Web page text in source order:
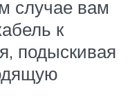
случае вам
к
подыскивая